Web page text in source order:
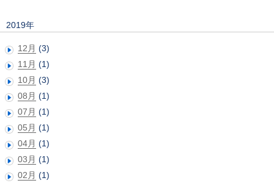
2019年
12月 (3)
11月 (1)
10月 (3)
08月 (1)
07月 (1)
05月 (1)
04月 (1)
03月 (1)
02月 (1)